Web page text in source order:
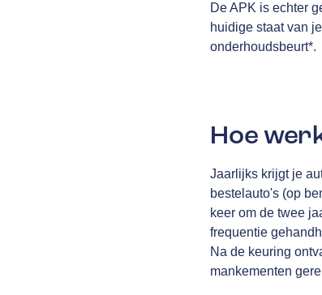
De APK is echter
huidige staat van
onderhoudsbeurt*.
Hoe
Jaarlijks krijgt je
bestelauto's (op
keer om de twee
frequentie
Na de keuring
mankementen